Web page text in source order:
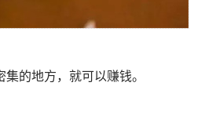
的地方，就可以赚钱。